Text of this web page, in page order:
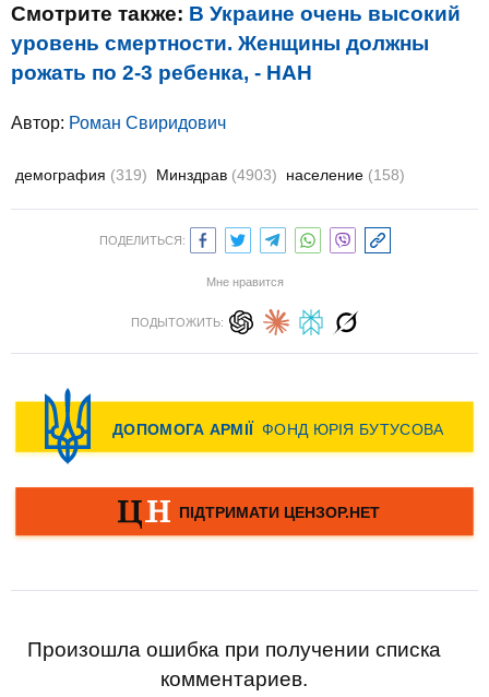
Смотрите также: В Украине очень высокий
уровень смертности. Женщины должны
рожать по 2-3 ребенка, - НАН
Автор: Роман Свиридович
демография (319) Минздрав (4903) население (158)
ПОДЕЛИТЬСЯ:
Мне нравится
ПОДЫТОЖИТЬ:
Произошла ошибка при получении списка
комментариев.